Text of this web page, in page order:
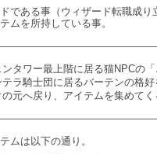
である事（ウィザード転職成り
ムを所持している事。
タワー最上階に居る猫NPCの「
テラ騎士団に居るバーテンの格好
の元へ戻り、アイテムを集めて
ムは以下の通り。